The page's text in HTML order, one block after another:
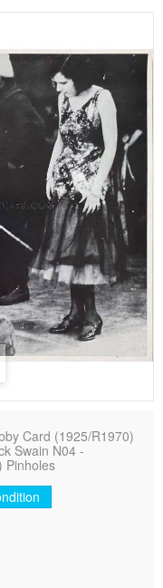
Card (1925/R1970)
Swain N04 -
Pinholes